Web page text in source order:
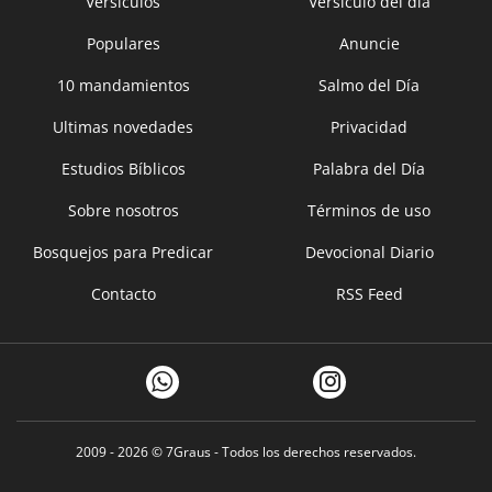
Populares
Anuncie
10 mandamientos
Salmo del Día
Ultimas novedades
Privacidad
Estudios Bíblicos
Palabra del Día
Sobre nosotros
Términos de uso
Bosquejos para Predicar
Devocional Diario
Contacto
RSS Feed
2009 - 2026 ©7Graus- Todos los derechos reservados.